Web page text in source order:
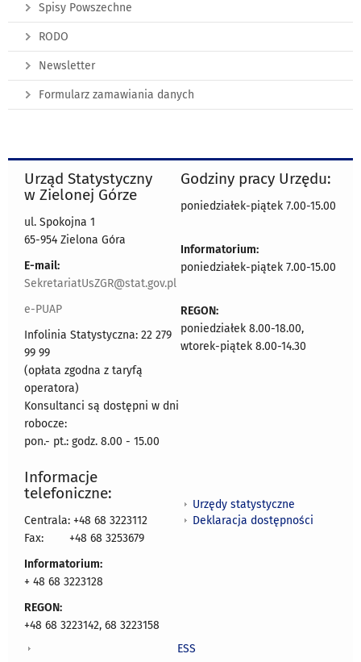
Spisy Powszechne
RODO
Newsletter
Formularz zamawiania danych
Urząd Statystyczny
w Zielonej Górze
ul. Spokojna 1
65-954 Zielona Góra
E-mail:
SekretariatUsZGR@stat.gov.pl
e-PUAP
Infolinia Statystyczna: 22 279
99 99
(opłata zgodna z taryfą
operatora)
Konsultanci są dostępni w dni
robocze:
pon.- pt.: godz. 8.00 - 15.00
Godziny pracy Urzędu:
poniedziałek-piątek 7.00-15.00
Informatorium:
poniedziałek-piątek 7.00-15.00
REGON:
poniedziałek 8.00-18.00,
wtorek-piątek 8.00-14.30
Informacje
telefoniczne:
Centrala: +48 68 3223112
Fax:
+48 68 3253679
Informatorium:
+ 48 68 3223128
REGON:
+48 68 3223142, 68 3223158
Urzędy statystyczne
Deklaracja dostępności
ESS